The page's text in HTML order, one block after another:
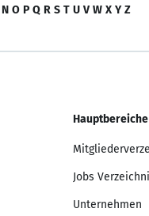
N O P Q R S T U V W X Y Z
Hauptbereiche
Jobs
Unternehmen